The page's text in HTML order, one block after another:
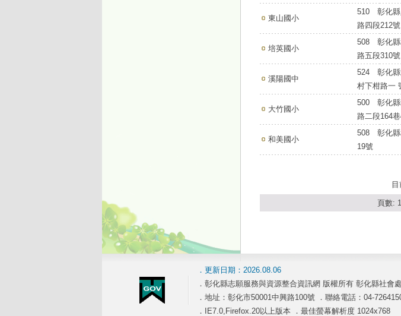
東山國小
510 彰化縣
路四段212號
培英國小
508 彰化縣
路五段310號
溪陽國中
524 彰化縣
村下柑路一
大竹國小
500 彰化縣
路二段164
和美國小
508 彰化縣
19號
頁數:
．更新日期：2026.08.06
．彰化縣志願服務與資源整合資訊網 版權所有 彰化縣社會處
．地址：彰化市50001中興路100號 ．聯絡電話：04-
．IE7.0,Firefox.20以上版本 ．最佳螢幕解析度 1024x768